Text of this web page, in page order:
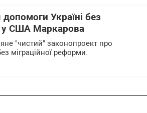
Україні без
у США Маркарова
"чистий" законопроект про
міграційної реформи.